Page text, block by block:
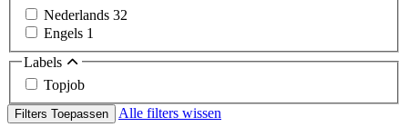
Nederlands 32
Engels 1
Labels
Topjob
Filters Toepassen Alle filters wissen